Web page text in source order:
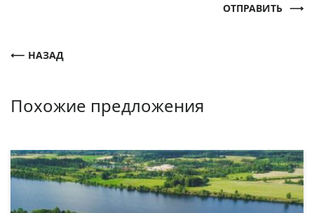
ОТПРАВИТЬ
НАЗАД
Похожие предложения